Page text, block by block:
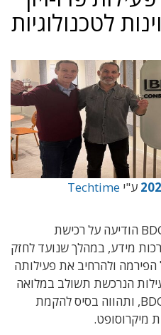
לטכנולוגיות
ע"י Techtime
חברת הייעוץ העסקי-טכנולוגי BDO הודיעה על רכישת
מידע, במהלך שנועד לחזק
הפירמה ולהרחיב את פעילותה
הנרכשת תשולב במלואה
בחטיבת הייעוץ הטכנולוגי של BDO, ותהווה בסיס להקמת
מיקרוסופט.